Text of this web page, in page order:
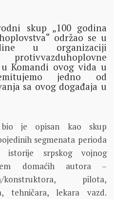
skup „100 godina
održao se u
u organizaciji
Komandi ovog vida u
jedno od
sa ovog događaja u
bio je opisan kao skup
segmenata perioda
srpskog vojnog
domaćih autora –
konstruktora, pilota,
tehničara, lekara vazd.